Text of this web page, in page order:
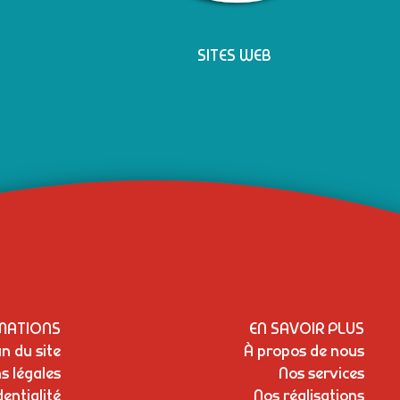
SITES WEB
du site
légales
EN SAVOIR PLUS
À propos de nous
Nos services
Nos réalisations